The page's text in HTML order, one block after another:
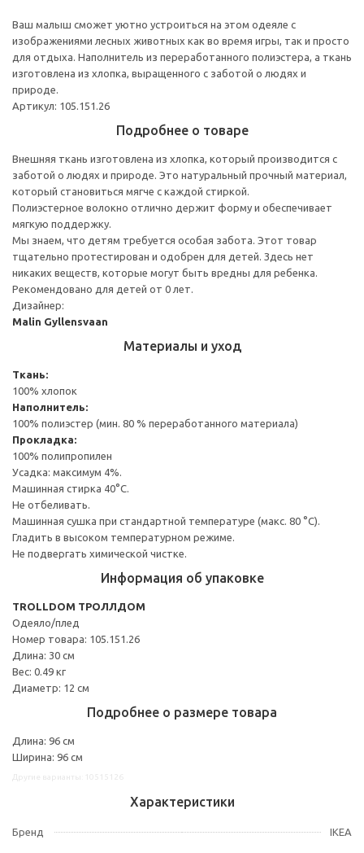
Ваш малыш сможет уютно устроиться на этом одеяле с
изображениями лесных животных как во время игры, так и просто
для отдыха. Наполнитель из переработанного полиэстера, а ткань
изготовлена из хлопка, выращенного с заботой о людях и
природе.
Артикул: 105.151.26
Подробнее о товаре
Внешняя ткань изготовлена из хлопка, который производится с
заботой о людях и природе. Это натуральный прочный материал,
который становиться мягче с каждой стиркой.
Полиэстерное волокно отлично держит форму и обеспечивает
мягкую поддержку.
Мы знаем, что детям требуется особая забота. Этот товар
тщательно протестирован и одобрен для детей. Здесь нет
никаких веществ, которые могут быть вредны для ребенка.
Рекомендовано для детей от 0 лет.
Дизайнер:
Malin Gyllensvaan
Материалы и уход
Ткань:
100% хлопок
Наполнитель:
100% полиэстер (мин. 80 % переработанного материала)
Прокладка:
100% полипропилен
Усадка: максимум 4%.
Машинная стирка 40°С.
Не отбеливать.
Машинная сушка при стандартной температуре (макс. 80 °C).
Гладить в высоком температурном режиме.
Не подвергать химической чистке.
Информация об упаковке
TROLLDOM ТРОЛЛДОМ
Одеяло/плед
Номер товара: 105.151.26
Длина: 30 см
Вес: 0.49 кг
Диаметр: 12 см
Подробнее о размере товара
Длина: 96 см
Ширина: 96 см
Характеристики
Бренд IKEA